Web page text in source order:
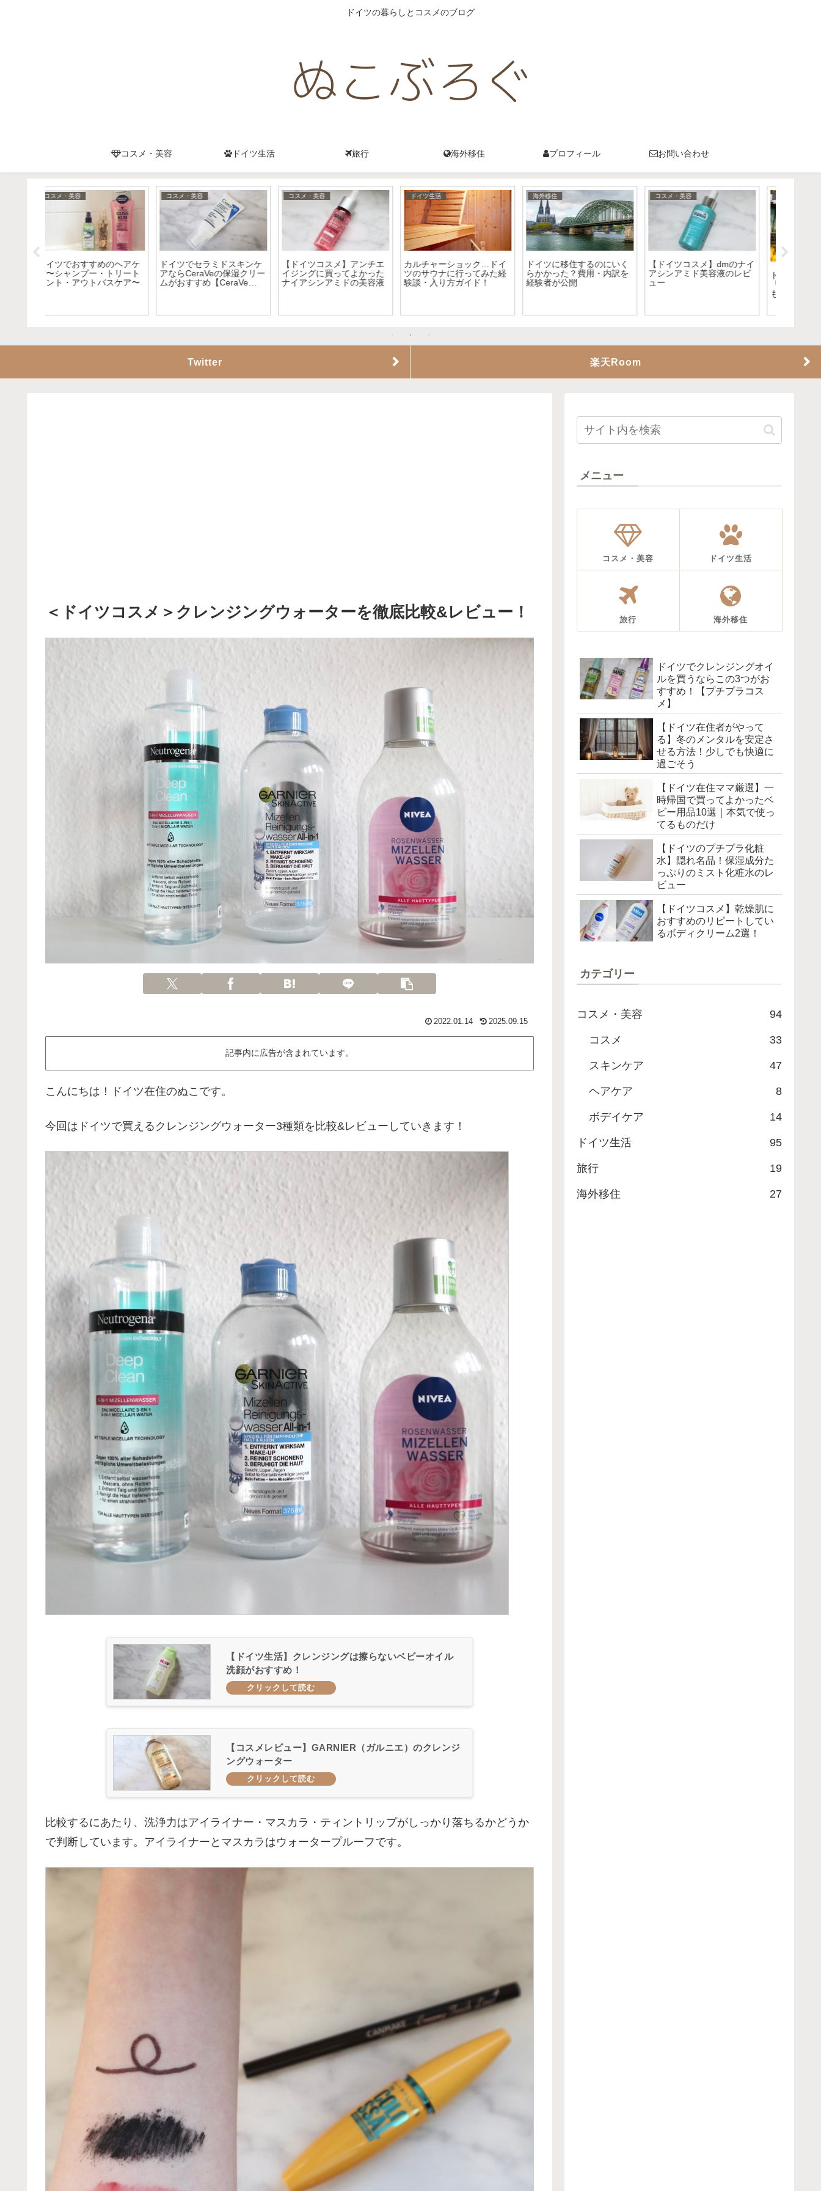
ドイツの暮らしとコスメのブログ
コスメ・美容 ドイツ生活 旅行 海外移住 プロフィール お問い合わせ
ドイツ生活
ドイツの大型スーパー
「kaufland」を紹介！何で
コスメ・美容
【ドイツコスメ】
Eucerin（ユーセリン）の日
焼け止めをレビュー
ドイツ生活
【ドイツ人医師からの勧
め】乾燥によるアトピー性
皮膚炎の治し方
コスメ・美容
【やっと見つけた！】ドイ
ツでクレンジングオイルを
ドイツ生活
ドイツで住むために必要な
生活費は？夫婦で賃貸アパ
ートだといくらかかる？
コスメ・美容
肌を再生！？ドイツで買え
る「シカクリーム」のおす
すめ紹介～肌荒れ・乾燥に
Twitter 楽天Room
＜ドイツコスメ＞クレンジングウォーターを徹底比較&レビュー！
2022.01.14 2025.09.15
記事内に広告が含まれています。
こんにちは！ドイツ在住のぬこです。
今回はドイツで買えるクレンジングウォーター3種類を比較&レビューしていきます！
【ドイツ生活】クレンジングは擦らないベビーオイル
洗顔がおすすめ！
【コスメレビュー】GARNIER（ガルニエ）のクレンジ
ングウォーター
比較するにあたり、洗浄力はアイライナー・マスカラ・ティントリップがしっかり落ちるかどうか
で判断しています。アイライナーとマスカラはウォータープルーフです。
メニュー
コスメ・美容 ドイツ生活
旅行 海外移住
ドイツでクレンジングオイ
ルを買うならこの3つがお
すすめ！【プチプラコス
メ】
【ドイツ在住者がやって
る】冬のメンタルを安定さ
せる方法！少しでも快適に
過ごそう
【ドイツ在住ママ厳選】一
時帰国で買ってよかったベ
ビー用品10選｜本気で使っ
てるものだけ
【ドイツのプチプラ化粧
水】隠れ名品！保湿成分た
っぷりのミスト化粧水のレ
ビュー
【ドイツコスメ】乾燥肌に
おすすめのリピートしてい
るボディクリーム2選！
カテゴリー
コスメ・美容 94
コスメ 33
スキンケア 47
ヘアケア 8
ボデイケア 14
ドイツ生活 95
旅行 19
海外移住 27